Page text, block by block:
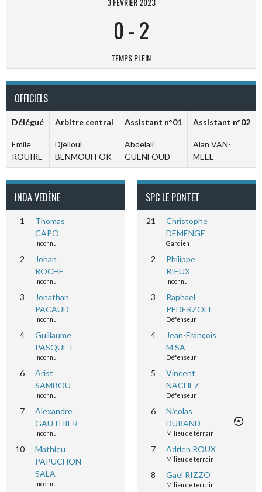
0 -2
TEMPS PLEIN
OFFICIELS
Délégué Arbitre central Assistant n°01 Assistant n°02
Emile
ROUIRE
Djelloul
BENMOUFFOK
Abdelali
GUENFOUD
Alan VAN-
MEEL
INDA VEDÈNE
1
Thomas
CAPO
Inconnu
2
Johan
ROCHE
Inconnu
3
Jonathan
PACAUD
Inconnu
4
Guillaume
PASQUET
Inconnu
6
Arist
SAMBOU
Inconnu
7
Alexandre
GAUTHIER
Inconnu
10
Mathieu
PAPUCHON
SALA
Inconnu
SPC LE PONTET
21
Christophe
DEMENGE
Gardien
2
Philippe
RIEUX
Inconnu
3
Raphael
PEDERZOLI
Défenseur
4
Jean-François
M’SA
Défenseur
5
Vincent
NACHEZ
Défenseur
6
Nicolas
DURAND
Milieu de terrain
7 Adrien ROUX
Milieu de terrain
8 Gael RIZZO
Milieu de terrain